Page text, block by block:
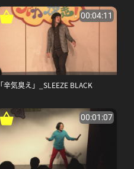
00:04:11
「辛気臭え」_SLEEZE BLACK
00:01:07